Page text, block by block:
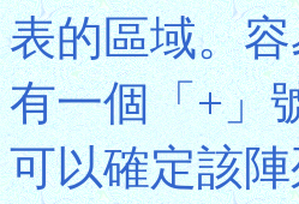
表的區域。
有一個「+」
可以確定該